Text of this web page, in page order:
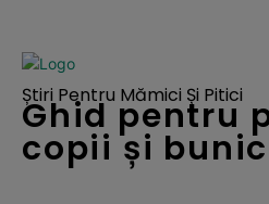
Știri Pentru Mămici Și Pitici
Ghid pentru
copii și